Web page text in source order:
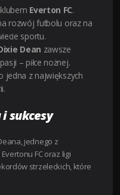
Everton FC.
rozwój futbolu oraz na
sportu.
Dean zawsze
– piłce nożnej.
jedna z największych
sukcesy
jednego z
FC oraz ligi
strzeleckich, które